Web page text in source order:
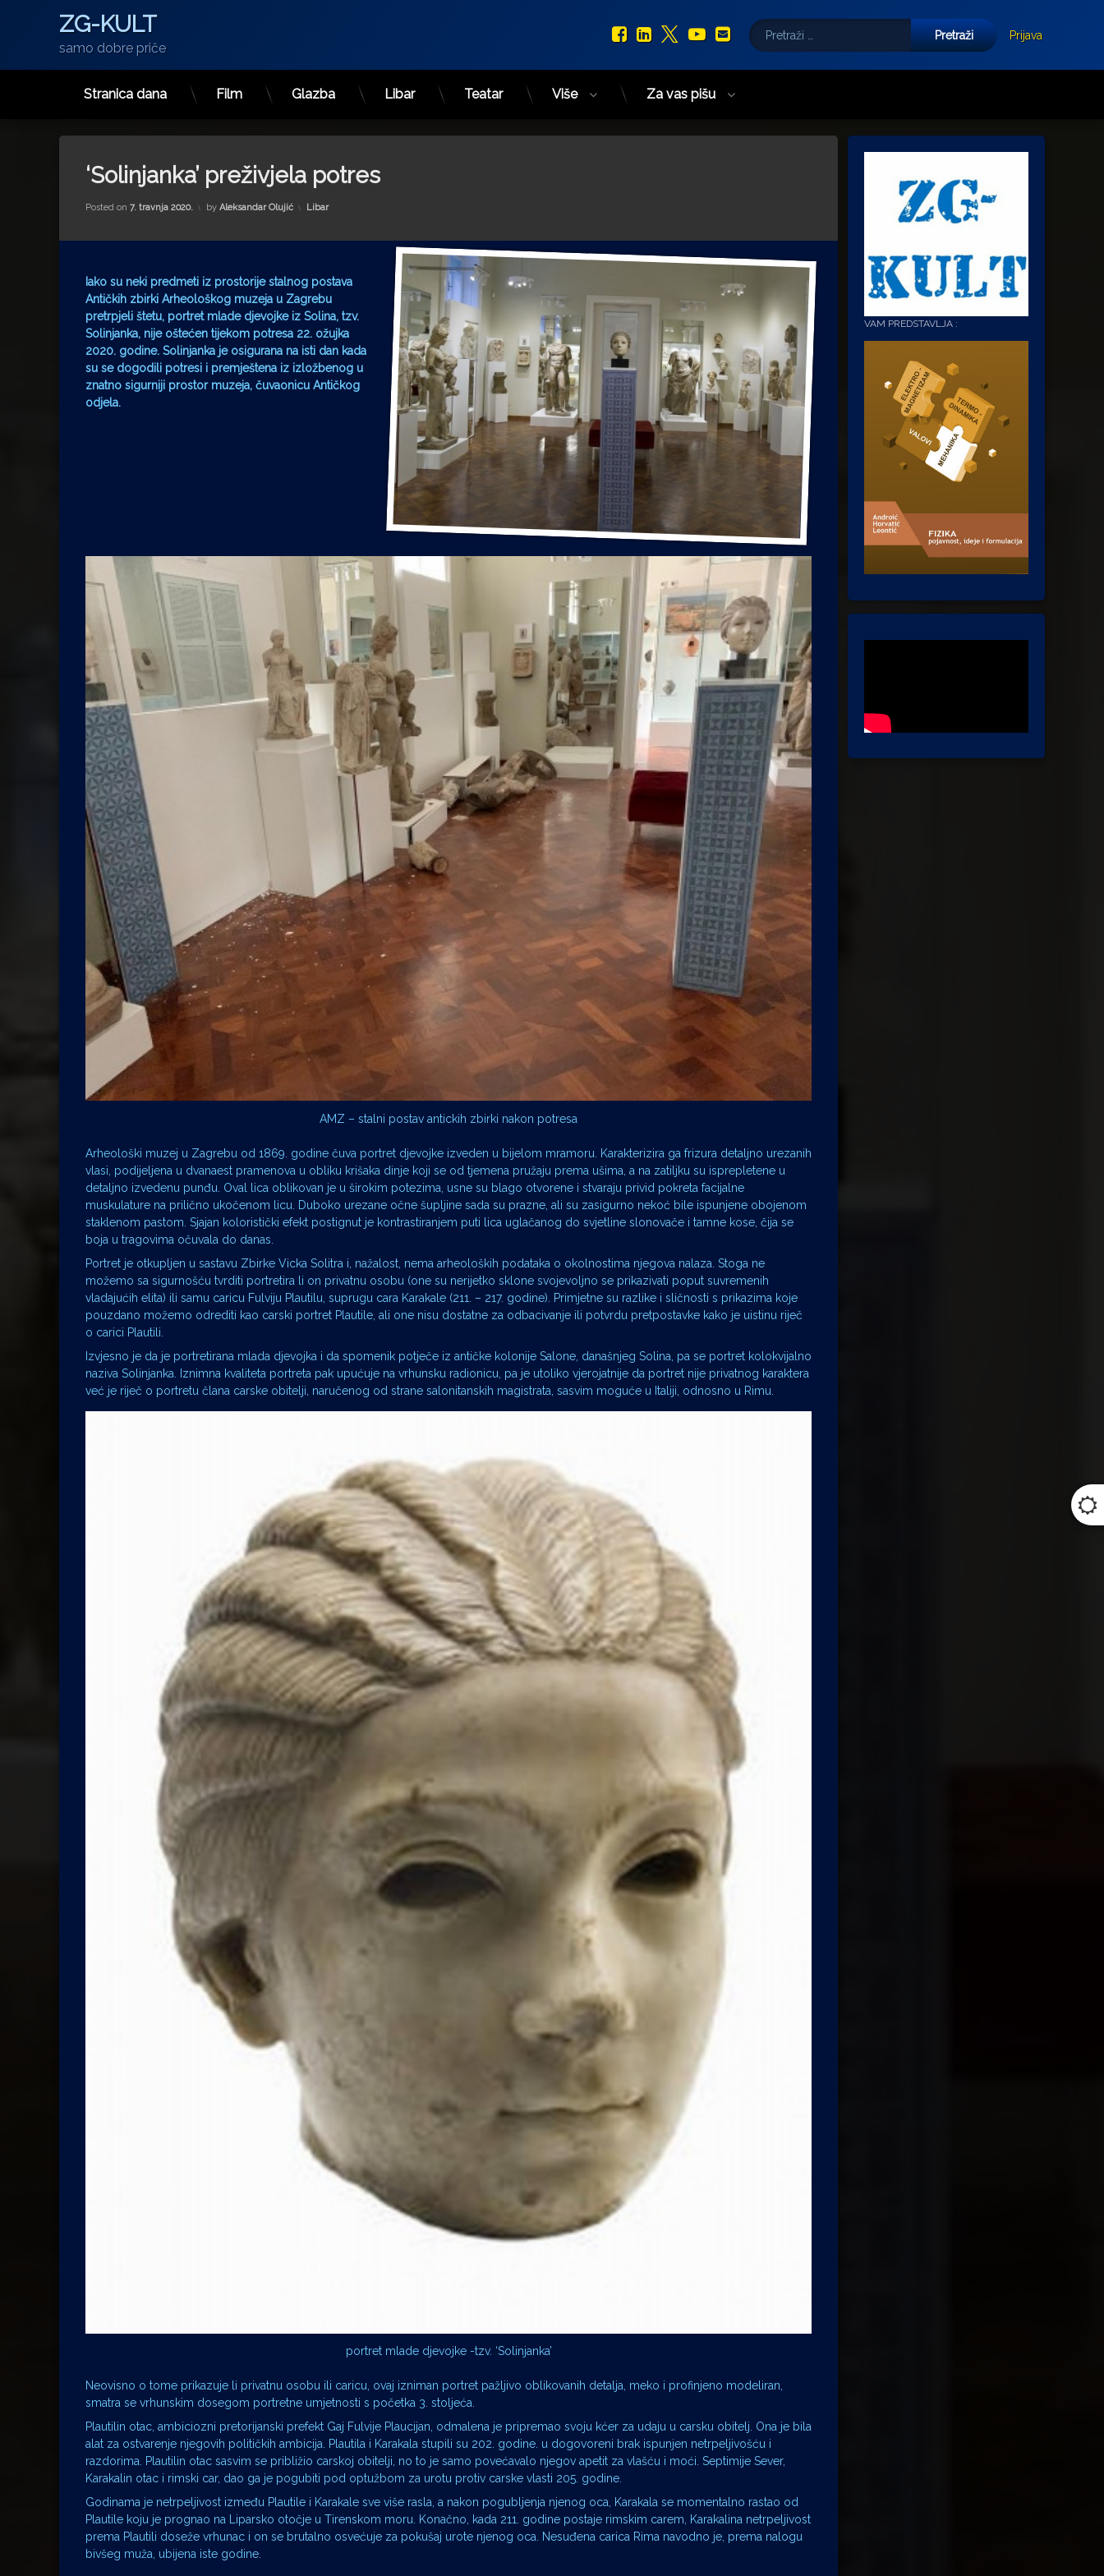
ZG-KULT
samo dobre priče
Facebook
LinkedIn
X.com
YouTube
E-mail
Pretraži:
Prijava
Stranica dana Film Glazba Libar Teatar Više Za vas pišu
‘Solinjanka’ preživjela potres
Posted on 7. travnja 2020. by Aleksandar Olujić Kategorije:
Libar
Iako su neki predmeti iz prostorije stalnog postava
Antičkih zbirki Arheološkog muzeja u Zagrebu
pretrpjeli štetu, portret mlade djevojke iz Solina, tzv.
Solinjanka, nije oštećen tijekom potresa 22. ožujka
2020. godine. Solinjanka je osigurana na isti dan kada
su se dogodili potresi i premještena iz izložbenog u
znatno sigurniji prostor muzeja, čuvaonicu Antičkog
odjela.
AMZ – stalni postav antickih zbirki nakon potresa
Arheološki muzej u Zagrebu od 1869. godine čuva portret djevojke izveden u bijelom mramoru. Karakterizira ga frizura detaljno urezanih
vlasi, podijeljena u dvanaest pramenova u obliku krišaka dinje koji se od tjemena pružaju prema ušima, a na zatiljku su isprepletene u
detaljno izvedenu punđu. Oval lica oblikovan je u širokim potezima, usne su blago otvorene i stvaraju privid pokreta facijalne
muskulature na prilično ukočenom licu. Duboko urezane očne šupljine sada su prazne, ali su zasigurno nekoć bile ispunjene obojenom
staklenom pastom. Sjajan koloristički efekt postignut je kontrastiranjem puti lica uglačanog do svjetline slonovače i tamne kose, čija se
boja u tragovima očuvala do danas.
Portret je otkupljen u sastavu Zbirke Vicka Solitra i, nažalost, nema arheoloških podataka o okolnostima njegova nalaza. Stoga ne
možemo sa sigurnošću tvrditi portretira li on privatnu osobu (one su nerijetko sklone svojevoljno se prikazivati poput suvremenih
vladajućih elita) ili samu caricu Fulviju Plautilu, suprugu cara Karakale (211. – 217. godine). Primjetne su razlike i sličnosti s prikazima koje
pouzdano možemo odrediti kao carski portret Plautile, ali one nisu dostatne za odbacivanje ili potvrdu pretpostavke kako je uistinu riječ
o carici Plautili.
Izvjesno je da je portretirana mlada djevojka i da spomenik potječe iz antičke kolonije Salone, današnjeg Solina, pa se portret kolokvijalno
naziva Solinjanka. Iznimna kvaliteta portreta pak upućuje na vrhunsku radionicu, pa je utoliko vjerojatnije da portret nije privatnog karaktera
već je riječ o portretu člana carske obitelji, naručenog od strane salonitanskih magistrata, sasvim moguće u Italiji, odnosno u Rimu.
portret mlade djevojke -tzv. ‘Solinjanka’
Neovisno o tome prikazuje li privatnu osobu ili caricu, ovaj izniman portret pažljivo oblikovanih detalja, meko i profinjeno modeliran,
smatra se vrhunskim dosegom portretne umjetnosti s početka 3. stoljeća.
Plautilin otac, ambiciozni pretorijanski prefekt Gaj Fulvije Plaucijan, odmalena je pripremao svoju kćer za udaju u carsku obitelj. Ona je bila
alat za ostvarenje njegovih političkih ambicija. Plautila i Karakala stupili su 202. godine. u dogovoreni brak ispunjen netrpeljivošću i
razdorima. Plautilin otac sasvim se približio carskoj obitelji, no to je samo povećavalo njegov apetit za vlašću i moći. Septimije Sever,
Karakalin otac i rimski car, dao ga je pogubiti pod optužbom za urotu protiv carske vlasti 205. godine.
Godinama je netrpeljivost između Plautile i Karakale sve više rasla, a nakon pogubljenja njenog oca, Karakala se momentalno rastao od
Plautile koju je prognao na Liparsko otočje u Tirenskom moru. Konačno, kada 211. godine postaje rimskim carem, Karakalina netrpeljivost
prema Plautili doseže vrhunac i on se brutalno osvećuje za pokušaj urote njenog oca. Nesuđena carica Rima navodno je, prema nalogu
bivšeg muža, ubijena iste godine.
VAM PREDSTAVLJA :